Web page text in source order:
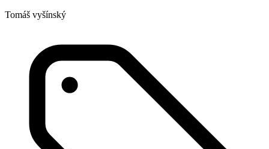
Tomáš vyšínský